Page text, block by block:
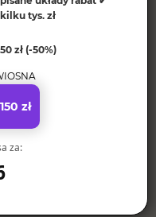
standard estetyka
zł. Najpopularniejszy
lub łupek)
tys. zł
zł (-50%)
zł
za: